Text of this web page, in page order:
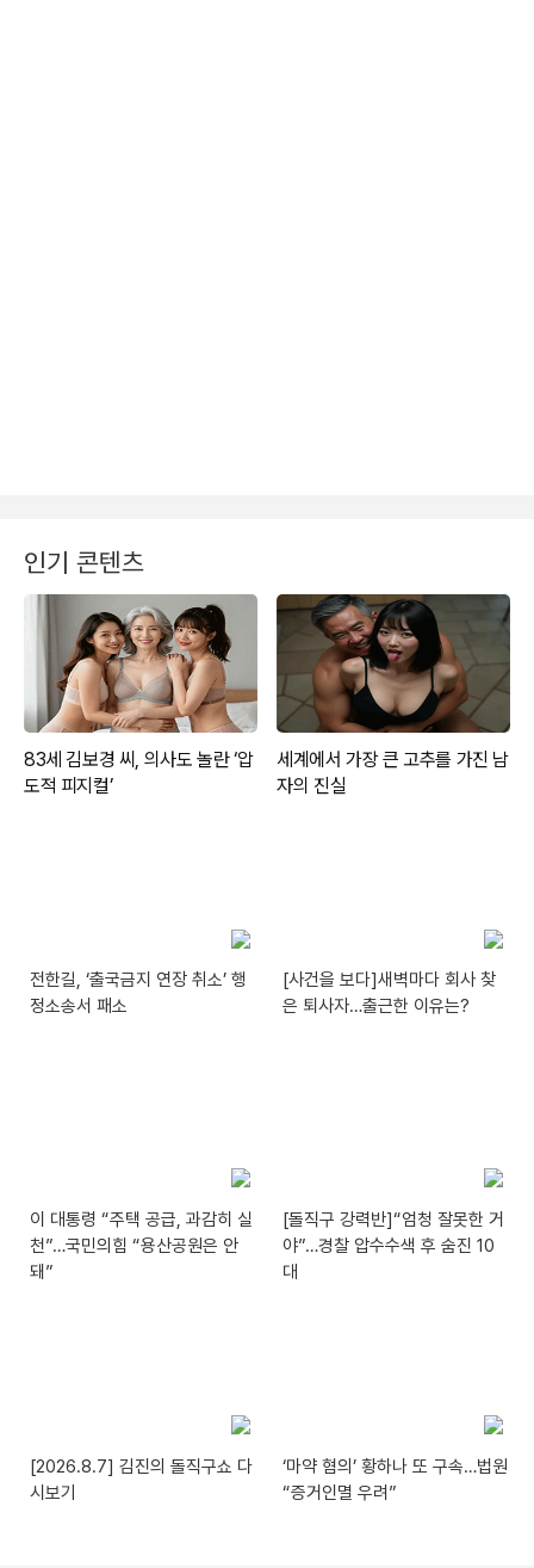
인기 콘텐츠
전한길, ‘출국금지 연장 취소’ 행
정소송서 패소
[사건을 보다]새벽마다 회사 찾
은 퇴사자…출근한 이유는?
이 대통령 “주택 공급, 과감히 실
천”…국민의힘 “용산공원은 안
돼”
[돌직구 강력반]“엄청 잘못한 거
야”…경찰 압수수색 후 숨진 10
대
[2026.8.7] 김진의 돌직구쇼 다
시보기
‘마약 혐의’ 황하나 또 구속…법원
“증거인멸 우려”